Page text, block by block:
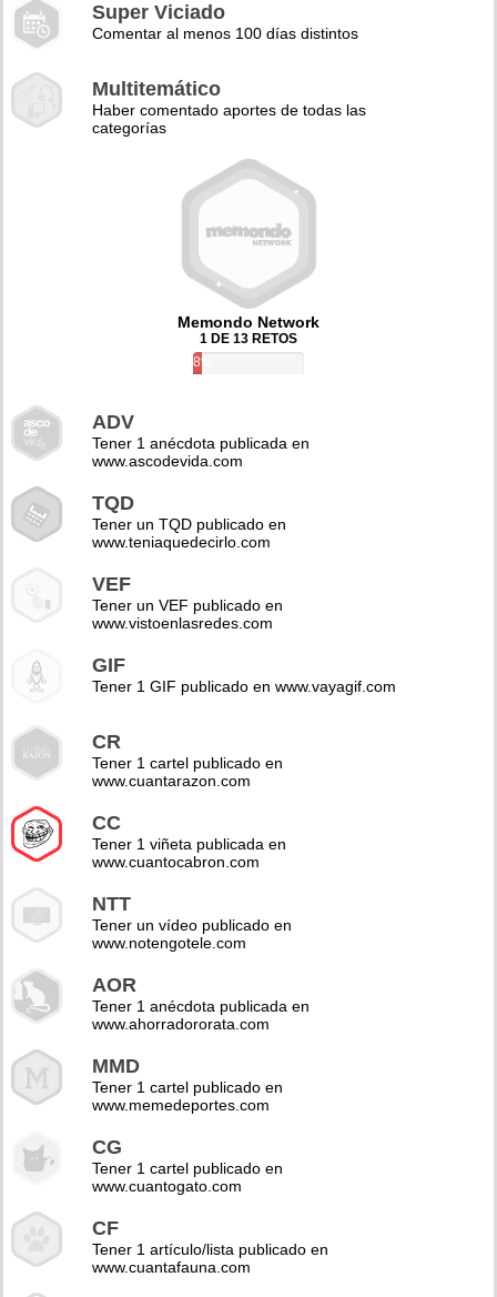
Super Viciado
Comentar al menos 100 días distintos
Multitemático
Haber comentado aportes de todas las
categorías
Memondo Network
1 DE 13 RETOS
8%
ADV
Tener 1 anécdota publicada en
www.ascodevida.com
TQD
Tener un TQD publicado en
www.teniaquedecirlo.com
VEF
Tener un VEF publicado en
www.vistoenlasredes.com
GIF
Tener 1 GIF publicado en www.vayagif.com
CR
Tener 1 cartel publicado en
www.cuantarazon.com
CC
Tener 1 viñeta publicada en
www.cuantocabron.com
NTT
Tener un vídeo publicado en
www.notengotele.com
AOR
Tener 1 anécdota publicada en
www.ahorradororata.com
MMD
Tener 1 cartel publicado en
www.memedeportes.com
CG
Tener 1 cartel publicado en
www.cuantogato.com
CF
Tener 1 artículo/lista publicado en
www.cuantafauna.com